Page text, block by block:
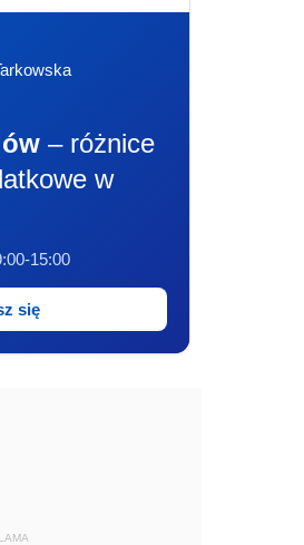
– różnice
w
15:00
się